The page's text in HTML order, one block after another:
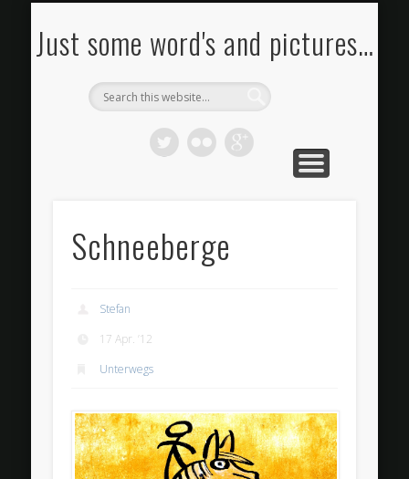
Just some word's and pictures…
Schneeberge
Stefan
17 Apr. ’12
Unterwegs